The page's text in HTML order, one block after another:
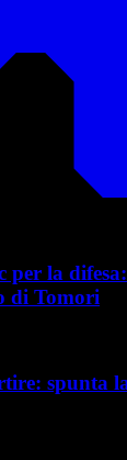
per la
di Tomori
spunta